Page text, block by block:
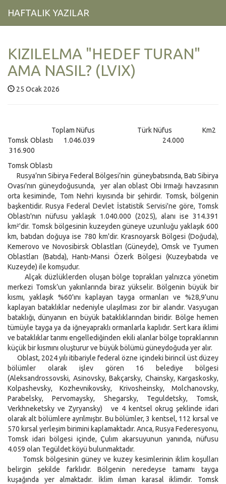
HAFTALIK YAZILAR
KIZILELMA "HEDEF TURAN"
AMA NASIL? (LVIX)
25 Ocak 2026
Toplam Nüfus Türk Nüfus Km2
Tomsk Oblastı 1.046.039 24.000
316.900
Tomsk Oblastı
Rusya’nın Sibirya Federal Bölgesi’nin güneybatısında, Batı Sibirya
Ovası'nın güneydoğusunda, yer alan oblast Obi Irmağı havzasının
orta kesiminde, Tom Nehri kıyısında bir şehirdir. Tomsk, bölgenin
başkentidir. Rusya Federal Devlet İstatistik Servisi'ne göre, Tomsk
Oblastı'nın nüfusu yaklaşık 1.040.000 (2025), alanı ise 314.391
km²'dir. Tomsk bölgesinin kuzeyden güneye uzunluğu yaklaşık 600
km, batıdan doğuya ise 780 km'dir. Krasnoyarsk Bölgesi (Doğuda),
Kemerovo ve Novosibirsk Oblastları (Güneyde), Omsk ve Tyumen
Oblastları (Batıda), Hantı-Mansi Özerk Bölgesi (Kuzeybatıda ve
Kuzeyde) ile komşudur.
Alçak düzlüklerden oluşan bölge toprakları yalnızca yönetim
merkezi Tomsk’un yakınlarında biraz yükselir. Bölgenin büyük bir
kısmı, yaklaşık %60'ını kaplayan tayga ormanları ve %28,9'unu
kaplayan bataklıklar nedeniyle ulaşılması zor bir alandır. Vasyugan
bataklığı, dünyanın en büyük bataklıklarından biridir. Bölge hemen
tümüyle tayga ya da iğneyapraklı ormanlarla kaplıdır. Sert kara iklimi
ve bataklıklar tarımı engellediğinden ekili alanlar bölge topraklarının
küçük bir kısmını oluşturur ve büyük bölümü güneydoğuda yer alır.
Oblast, 2024 yılı itibariyle federal özne içindeki birincil üst düzey
bölümler olarak işlev gören 16 belediye bölgesi
(Aleksandrossovski, Asinovsky, Bakçarsky, Chainsky, Kargaskosky,
Kolpashevsky, Kozhevnikovsky, Krivosheinsky, Molchanovsky,
Parabelsky, Pervomaysky, Shegarsky, Teguldetsky, Tomsk,
Verkhneketsky ve Zyryansky) ve 4 kentsel okrug şeklinde idari
olarak alt bölümlere ayrılmıştır. Bu bölümler, 3 kentsel, 112 kırsal ve
570 kırsal yerleşim birimini kaplamaktadır. Arıca, Rusya Federesyonu,
Tomsk idari bölgesi içinde, Çulım akarsuyunun yanında, nüfusu
4.059 olan Tegüldet köyü bulunmaktadır.
Tomsk bölgesinin güney ve kuzey kesimlerinin iklim koşulları
belirgin şekilde farklıdır. Bölgenin neredeyse tamamı tayga
kuşağında yer almaktadır. İklim ılıman karasal iklimdir. Tomsk